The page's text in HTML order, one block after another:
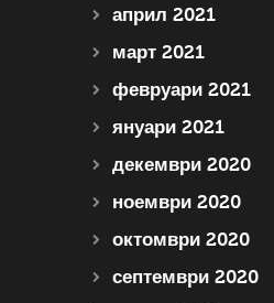
април 2021
март 2021
февруари 2021
януари 2021
декември 2020
ноември 2020
октомври 2020
септември 2020